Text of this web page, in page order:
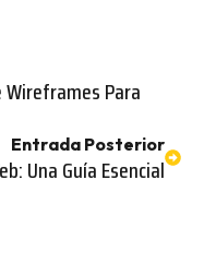
Wireframes Para
Entrada Posterior
Una Guía Esencial